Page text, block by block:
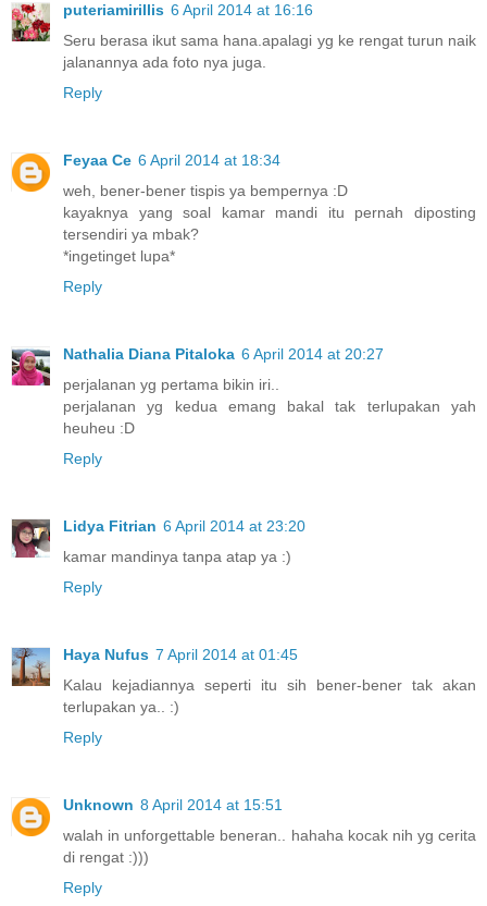
puteriamirillis 6 April 2014 at 16:16
Seru berasa ikut sama hana.apalagi yg ke rengat turun naik
jalanannya ada foto nya juga.
Reply
Feyaa Ce 6 April 2014 at 18:34
weh, bener-bener tispis ya bempernya :D
kayaknya yang soal kamar mandi itu pernah diposting
tersendiri ya mbak?
*ingetinget lupa*
Reply
Nathalia Diana Pitaloka 6 April 2014 at 20:27
perjalanan yg pertama bikin iri..
perjalanan yg kedua emang bakal tak terlupakan yah
heuheu :D
Reply
Lidya Fitrian 6 April 2014 at 23:20
kamar mandinya tanpa atap ya :)
Reply
Haya Nufus 7 April 2014 at 01:45
Kalau kejadiannya seperti itu sih bener-bener tak akan
terlupakan ya.. :)
Reply
Unknown 8 April 2014 at 15:51
walah in unforgettable beneran.. hahaha kocak nih yg cerita
di rengat :)))
Reply